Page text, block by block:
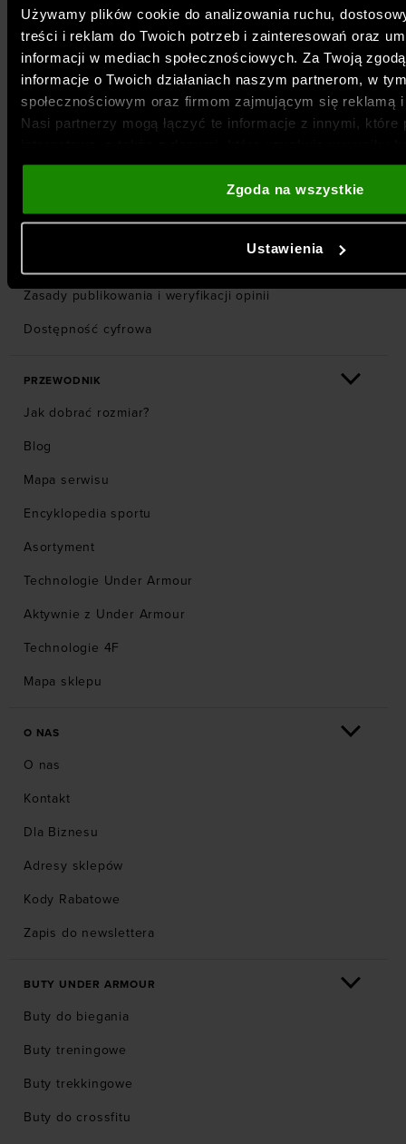
Używamy plików cookie do analizowania ruchu,
treści i reklam do Twoich potrzeb i zainteresowań oraz
informacji w mediach społecznościowych. Za Twoją
informacje o Twoich działaniach naszym partnerom, w
społecznościowym oraz firmom zajmującym się reklamą
Nasi partnerzy mogą łączyć te informacje z innymi, które
z ich usług. Za Twoją zgodą możemy również
Twoje dane osobowe w celu kierowania dopasowanych
usprawniania sposobu ich wyświetlania,
partnerów (np. sieci społecznościowych). Szczegółowe
naszejPolityce prywatnościoraz sekcji „Szczegóły”
Zgoda na wszystkie
Ustawienia
Zwrot w salonie
REGULAMINY
Regulamin e-sklepu
Informacja o zmianie Regulaminu
Polityka prywatności
Informacja dotycząca sankcji
Zasady publikowania i weryfikacji opinii
Dostępność cyfrowa
PRZEWODNIK
Jak dobrać rozmiar?
Blog
Mapa serwisu
Encyklopedia sportu
Asortyment
Technologie Under Armour
Aktywnie z Under Armour
Technologie 4F
Mapa sklepu
O NAS
O nas
Kontakt
Dla Biznesu
Adresy sklepów
Kody Rabatowe
Zapis do newslettera
BUTY UNDER ARMOUR
Buty do biegania
Buty treningowe
Buty trekkingowe
Buty do crossfitu